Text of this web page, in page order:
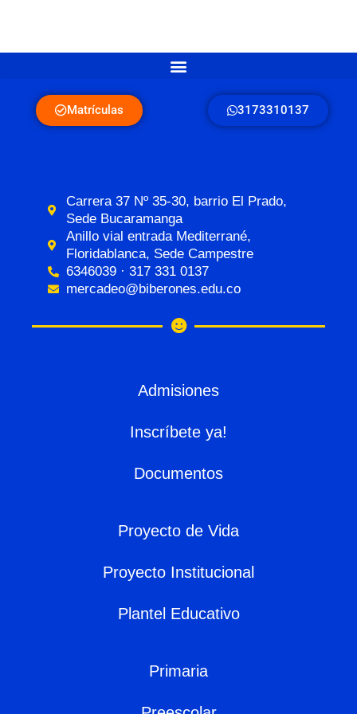
Matrículas 3173310137
Carrera 37 Nº 35-30, barrio El Prado,
Sede Bucaramanga
Anillo vial entrada Mediterrané,
Floridablanca, Sede Campestre
6346039 · 317 331 0137
mercadeo@biberones.edu.co
Admisiones
Inscríbete ya!
Documentos
Proyecto de Vida
Proyecto Institucional
Plantel Educativo
Primaria